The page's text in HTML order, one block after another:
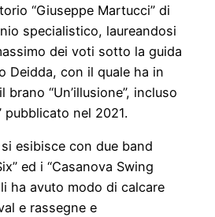
“Giuseppe Martucci” di
specialistico, laureandosi
dei voti sotto la guida
Deidda, con il quale ha in
“Un’illusione”, incluso
pubblicato nel 2021.
esibisce con due band
ed i “Casanova Swing
ha avuto modo di calcare
e rassegne e